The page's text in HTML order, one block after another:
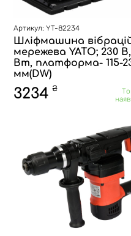
Артикул: YT-82234
Шліфмашина
мережева YATO; 230
Вт, платформа- 115-
мм(DW)
3234 ₴